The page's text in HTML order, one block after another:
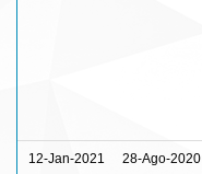
12-Jan-2021 28-Ago-2020